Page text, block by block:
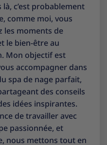
là, c’est probablement
comme moi, vous
les moments de
le bien-être au
Mon objectif est
accompagner dans
spa de nage parfait,
des conseils
idées inspirantes.
de travailler avec
passionnée, et
nous mettons tout en